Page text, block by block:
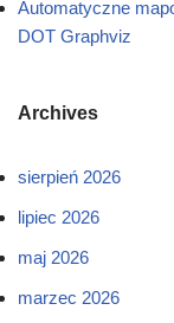
Automatyczne
DOT Graphviz
Archives
sierpień 2026
lipiec 2026
maj 2026
marzec 2026